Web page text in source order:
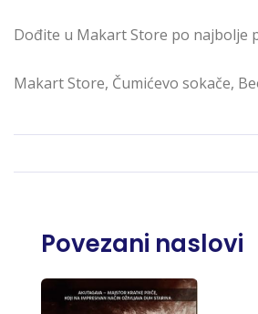
Dođite u Makart Store po najbolje
Makart Store, Čumićevo sokače,
Povezani naslovi